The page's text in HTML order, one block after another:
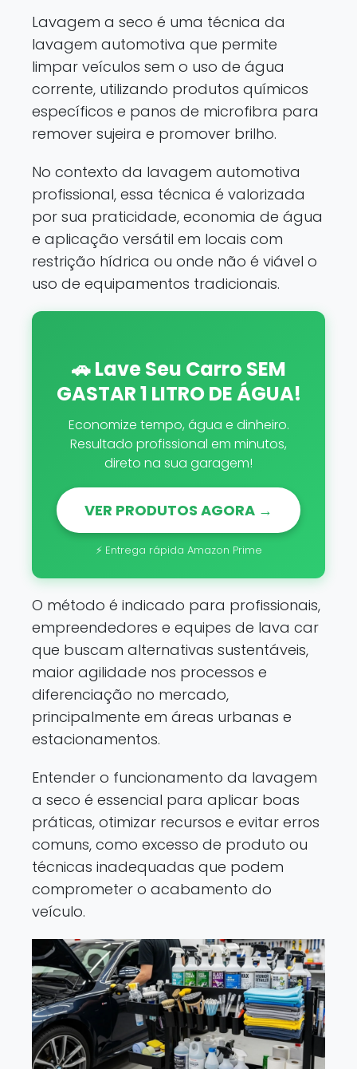
Lavagem a seco é uma técnica da
lavagem automotiva que permite
limpar veículos sem o uso de água
corrente, utilizando produtos químicos
específicos e panos de microfibra para
remover sujeira e promover brilho.
No contexto da lavagem automotiva
profissional, essa técnica é valorizada
por sua praticidade, economia de água
e aplicação versátil em locais com
restrição hídrica ou onde não é viável o
uso de equipamentos tradicionais.
🚗 Lave Seu Carro SEM
GASTAR 1 LITRO DE ÁGUA!
Economize tempo, água e dinheiro.
Resultado profissional em minutos,
direto na sua garagem!
VER PRODUTOS AGORA →
⚡ Entrega rápida Amazon Prime
O método é indicado para profissionais,
empreendedores e equipes de lava car
que buscam alternativas sustentáveis,
maior agilidade nos processos e
diferenciação no mercado,
principalmente em áreas urbanas e
estacionamentos.
Entender o funcionamento da lavagem
a seco é essencial para aplicar boas
práticas, otimizar recursos e evitar erros
comuns, como excesso de produto ou
técnicas inadequadas que podem
comprometer o acabamento do
veículo.